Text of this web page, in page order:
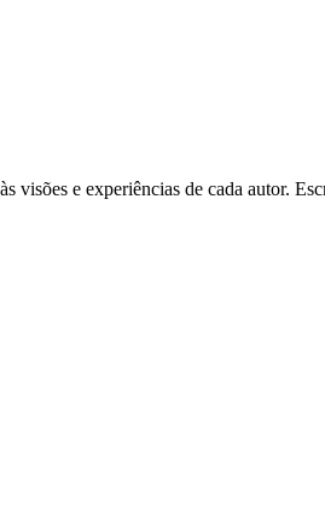
e experiências de cada autor.